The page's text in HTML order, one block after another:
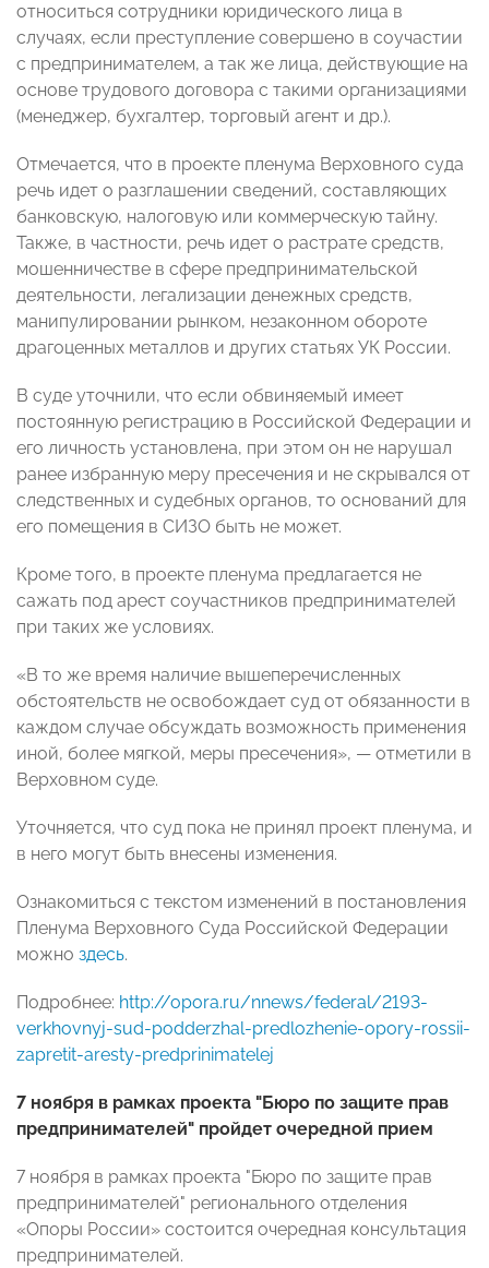
относиться сотрудники юридического лица в
случаях, если преступление совершено в соучастии
с предпринимателем, а так же лица, действующие на
основе трудового договора с такими организациями
(менеджер, бухгалтер, торговый агент и др.).
Отмечается, что в проекте пленума Верховного суда
речь идет о разглашении сведений, составляющих
банковскую, налоговую или коммерческую тайну.
Также, в частности, речь идет о растрате средств,
мошенничестве в сфере предпринимательской
деятельности, легализации денежных средств,
манипулировании рынком, незаконном обороте
драгоценных металлов и других статьях УК России.
В суде уточнили, что если обвиняемый имеет
постоянную регистрацию в Российской Федерации и
его личность установлена, при этом он не нарушал
ранее избранную меру пресечения и не скрывался от
следственных и судебных органов, то оснований для
его помещения в СИЗО быть не может.
Кроме того, в проекте пленума предлагается не
сажать под арест соучастников предпринимателей
при таких же условиях.
«В то же время наличие вышеперечисленных
обстоятельств не освобождает суд от обязанности в
каждом случае обсуждать возможность применения
иной, более мягкой, меры пресечения», — отметили в
Верховном суде.
Уточняется, что суд пока не принял проект пленума, и
в него могут быть внесены изменения.
Ознакомиться с текстом изменений в постановления
Пленума Верховного Суда Российской Федерации
можно здесь.
Подробнее: http://opora.ru/nnews/federal/2193-
verkhovnyj-sud-podderzhal-predlozhenie-opory-rossii-
zapretit-aresty-predprinimatelej
7 ноября в рамках проекта "Бюро по защите прав
предпринимателей" пройдет очередной прием
7 ноября в рамках проекта "Бюро по защите прав
предпринимателей" регионального отделения
«Опоры России» состоится очередная консультация
предпринимателей.